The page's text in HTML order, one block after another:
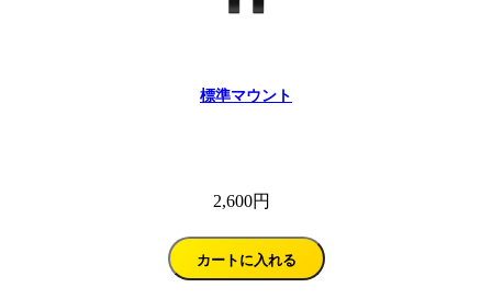
標準マウント
2,600円
カートに入れる